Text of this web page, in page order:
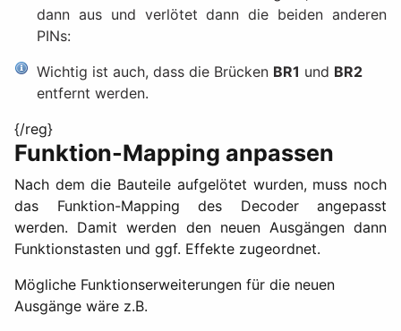
dann aus und verlötet dann die beiden anderen
PINs:
Wichtig ist auch, dass die Brücken BR1 und BR2
entfernt werden.
{/reg}
Funktion-Mapping anpassen
Nach dem die Bauteile aufgelötet wurden, muss noch
das Funktion-Mapping des Decoder angepasst
werden. Damit werden den neuen Ausgängen dann
Funktionstasten und ggf. Effekte zugeordnet.
Mögliche Funktionserweiterungen für die neuen
Ausgänge wäre z.B.